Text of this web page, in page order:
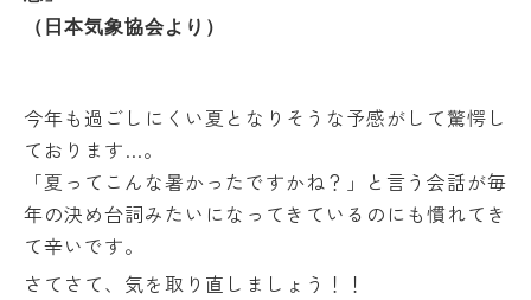
（日本気象協会より）
今年も過ごしにくい夏となりそうな予感がして驚愕し
ております…。
「夏ってこんな暑かったですかね？」と言う会話が毎
年の決め台詞みたいになってきているのにも慣れてき
て辛いです。
さてさて、気を取り直しましょう！！